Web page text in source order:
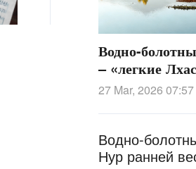
Водно-
– «легкие
27 Mar, 2026 07:57
Водно-
Нур ранней